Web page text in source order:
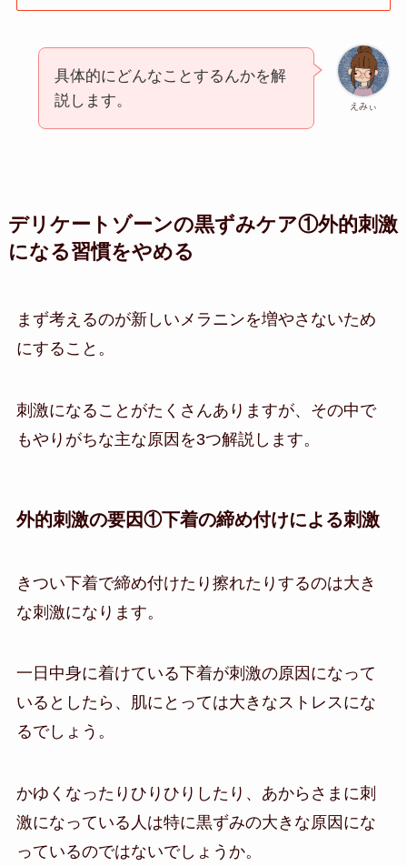
えみぃ
具体的にどんなことするんかを解
説します。
デリケートゾーンの黒ずみケア①外的刺激
になる習慣をやめる
まず考えるのが新しいメラニンを増やさないため
にすること。
刺激になることがたくさんありますが、その中で
もやりがちな主な原因を3つ解説します。
外的刺激の要因①下着の締め付けによる刺激
きつい下着で締め付けたり擦れたりするのは大き
な刺激になります。
一日中身に着けている下着が刺激の原因になって
いるとしたら、肌にとっては大きなストレスにな
るでしょう。
かゆくなったりひりひりしたり、あからさまに刺
激になっている人は特に黒ずみの大きな原因にな
っているのではないでしょうか。